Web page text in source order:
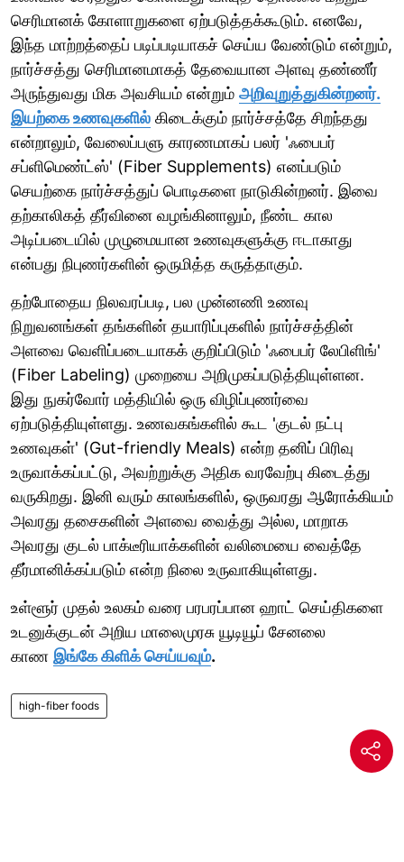
செரிமானக் கோளாறுகளை ஏற்படுத்தக்கூடும். எனவே,
இந்த மாற்றத்தைப் படிப்படியாகச் செய்ய வேண்டும் என்றும்,
நார்ச்சத்து செரிமானமாகத் தேவையான அளவு தண்ணீர்
அருந்துவது மிக அவசியம் என்றும் அறிவுறுத்துகின்றனர்.
இயற்கை உணவுகளில் கிடைக்கும் நார்ச்சத்தே சிறந்தது
என்றாலும், வேலைப்பளு காரணமாகப் பலர் 'ஃபைபர்
சப்ளிமெண்ட்ஸ்' (Fiber Supplements) எனப்படும்
செயற்கை நார்ச்சத்துப் பொடிகளை நாடுகின்றனர். இவை
தற்காலிகத் தீர்வினை வழங்கினாலும், நீண்ட கால
அடிப்படையில் முழுமையான உணவுகளுக்கு ஈடாகாது
என்பது நிபுணர்களின் ஒருமித்த கருத்தாகும்.
தற்போதைய நிலவரப்படி, பல முன்னணி உணவு
நிறுவனங்கள் தங்களின் தயாரிப்புகளில் நார்ச்சத்தின்
அளவை வெளிப்படையாகக் குறிப்பிடும் 'ஃபைபர் லேபிளிங்'
(Fiber Labeling) முறையை அறிமுகப்படுத்தியுள்ளன.
இது நுகர்வோர் மத்தியில் ஒரு விழிப்புணர்வை
ஏற்படுத்தியுள்ளது. உணவகங்களில் கூட 'குடல் நட்பு
உணவுகள்' (Gut-friendly Meals) என்ற தனிப் பிரிவு
உருவாக்கப்பட்டு, அவற்றுக்கு அதிக வரவேற்பு கிடைத்து
வருகிறது. இனி வரும் காலங்களில், ஒருவரது ஆரோக்கியம்
அவரது தசைகளின் அளவை வைத்து அல்ல, மாறாக
அவரது குடல் பாக்டீரியாக்களின் வலிமையை வைத்தே
தீர்மானிக்கப்படும் என்ற நிலை உருவாகியுள்ளது.
உள்ளூர் முதல் உலகம் வரை பரபரப்பான ஹாட் செய்திகளை
உடனுக்குடன் அறிய மாலைமுரசு யூடியூப் சேனலை
காண இங்கே கிளிக் செய்யவும்.
high-fiber foods